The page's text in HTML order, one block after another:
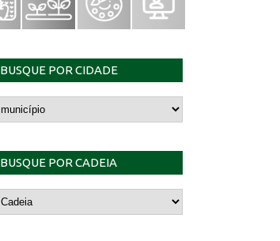
BUSQUE POR CIDADE
BUSQUE POR CADEIA